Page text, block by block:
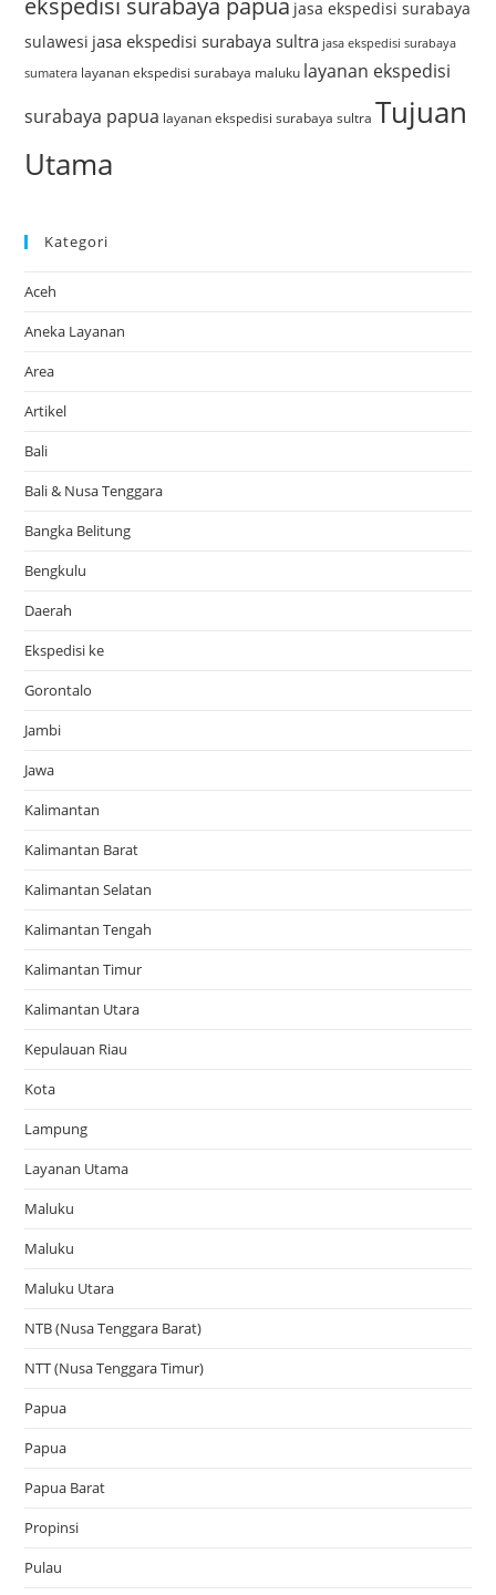
jasa ekspedisi surabaya
sulawesi jasa ekspedisi surabaya sultra jasa ekspedisi surabaya
sumatera layanan ekspedisi surabaya maluku layanan ekspedisi
surabaya papua layanan ekspedisi surabaya sultra Tujuan
Utama
Kategori
Aceh
Aneka Layanan
Area
Artikel
Bali
Bali & Nusa Tenggara
Bangka Belitung
Bengkulu
Daerah
Ekspedisi ke
Gorontalo
Jambi
Jawa
Kalimantan
Kalimantan Barat
Kalimantan Selatan
Kalimantan Tengah
Kalimantan Timur
Kalimantan Utara
Kepulauan Riau
Kota
Lampung
Layanan Utama
Maluku
Maluku
Maluku Utara
NTB (Nusa Tenggara Barat)
NTT (Nusa Tenggara Timur)
Papua
Papua
Papua Barat
Propinsi
Pulau